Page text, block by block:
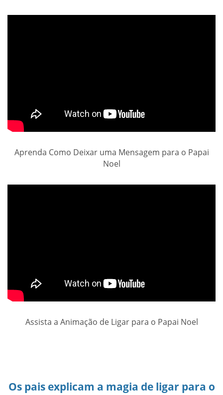
Aprenda Como Deixar uma Mensagem para o Papai
Noel
Assista a Animação de Ligar para o Papai Noel
Os pais explicam a magia de ligar para o